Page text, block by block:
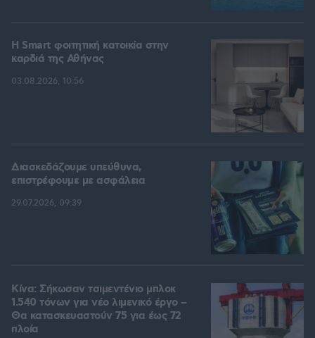
Η Smart φοιτητική κατοικία στην
καρδιά της Αθήνας
03.08.2026, 10:56
Διασκεδάζουμε υπεύθυνα,
επιστρέφουμε με ασφάλεια
29.07.2026, 09:39
Κίνα: Σήκωσαν τσιμεντένιο μπλοκ
1.540 τόνων για νέο λιμενικό έργο –
Θα κατασκευαστούν 75 για έως 72
πλοία